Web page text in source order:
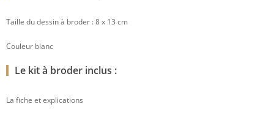
Taille du dessin à broder : 8 x 13 cm
Couleur blanc
Le kit à broder inclus :
La fiche et explications